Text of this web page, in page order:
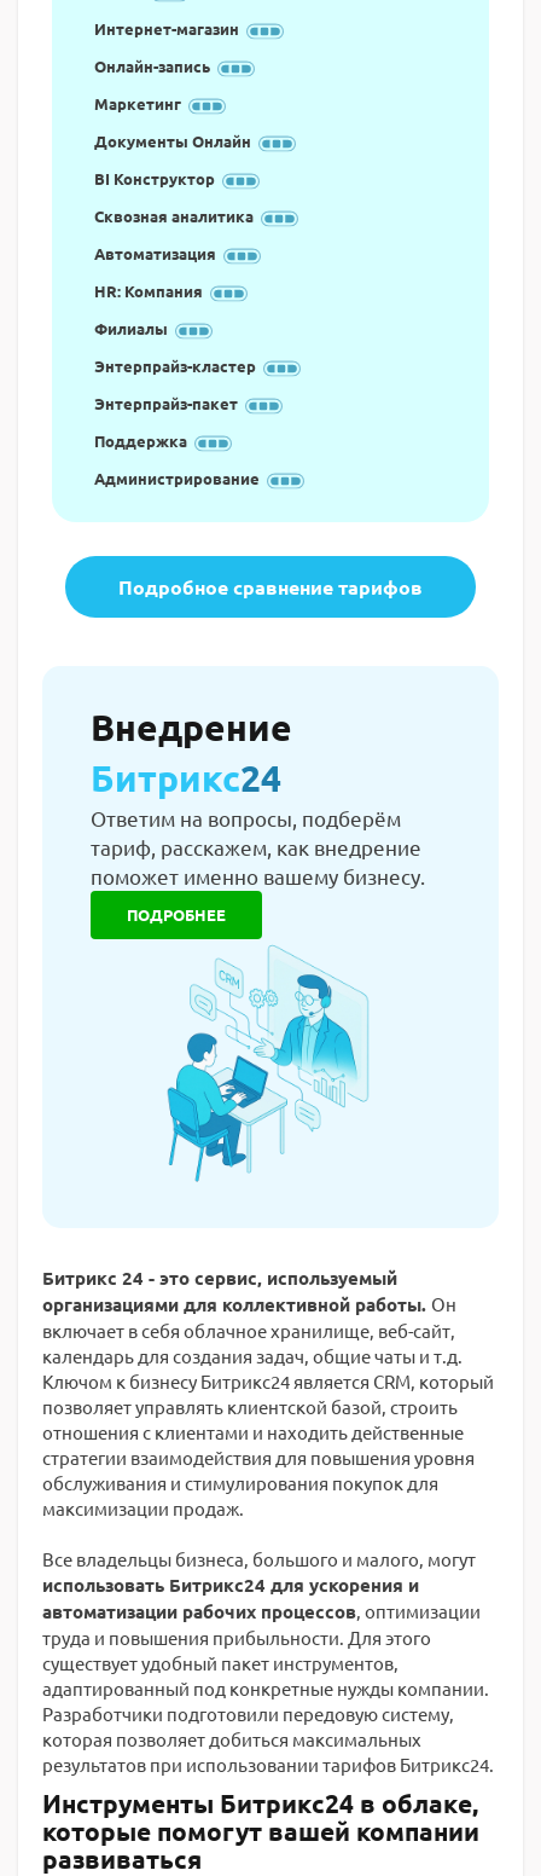
Интернет-магазин
Онлайн-запись
Маркетинг
Документы Онлайн
BI Конструктор
Сквозная аналитика
Автоматизация
HR: Компания
Филиалы
Энтерпрайз-кластер
Энтерпрайз-пакет
Поддержка
Администрирование
Подробное сравнение тарифов
Внедрение
Битрикс24
Ответим на вопросы, подберём
тариф, расскажем, как внедрение
поможет именно вашему бизнесу.
ПОДРОБНЕЕ
Битрикс 24 - это сервис, используемый
организациями для коллективной работы. Он
включает в себя облачное хранилище, веб-сайт,
календарь для создания задач, общие чаты и т.д.
Ключом к бизнесу Битрикс24 является CRM, который
позволяет управлять клиентской базой, строить
отношения с клиентами и находить действенные
стратегии взаимодействия для повышения уровня
обслуживания и стимулирования покупок для
максимизации продаж.
Все владельцы бизнеса, большого и малого, могут
использовать Битрикс24 для ускорения и
автоматизации рабочих процессов , оптимизации
труда и повышения прибыльности. Для этого
существует удобный пакет инструментов,
адаптированный под конкретные нужды компании.
Разработчики подготовили передовую систему,
которая позволяет добиться максимальных
результатов при использовании тарифов Битрикс24.
Инструменты Битрикс24 в облаке,
которые помогут вашей компании
развиваться